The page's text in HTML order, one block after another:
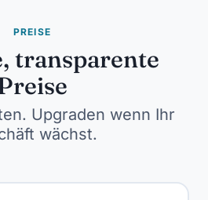
PREISE
transparente
Upgraden wenn Ihr
wächst.